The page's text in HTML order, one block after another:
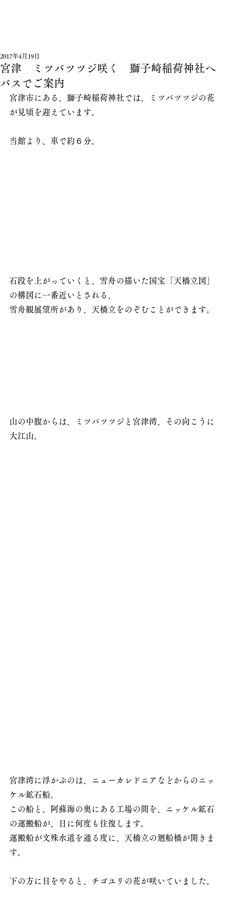
宮津 ミツバツツジ咲く 獅子崎稲荷神社へ
バスでご案内
2017年4月19日
宮津市にある、獅子崎稲荷神社では、ミツバツツジの花
が見頃を迎えています。
当館より、車で約６分。
石段を上がっていくと、雪舟の描いた国宝「天橋立図」
の構図に一番近いとされる、
雪舟観展望所があり、天橋立をのぞむことができます。
山の中腹からは、ミツバツツジと宮津湾、その向こうに
大江山。
宮津湾に浮かぶのは、ニューカレドニアなどからのニッ
ケル鉱石船。
この船と、阿蘇海の奥にある工場の間を、ニッケル鉱石
の運搬船が、日に何度も往復します。
運搬船が文殊水道を通る度に、天橋立の廻船橋が開きま
す。
下の方に目をやると、チゴユリの花が咲いていました。